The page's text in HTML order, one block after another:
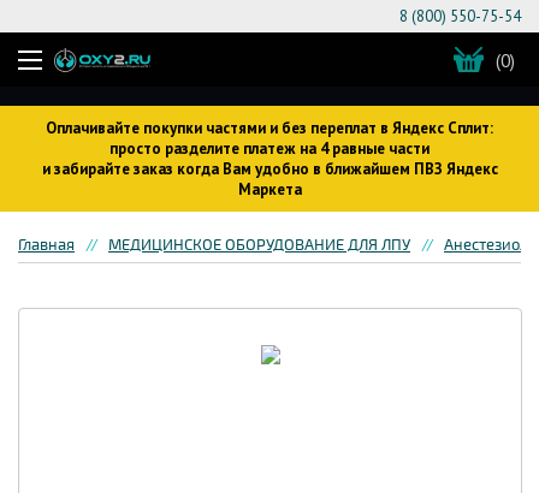
Оплачивайте покупки частями и без переплат в Яндекс Сплит:
просто разделите платеж на 4 равные части
и забирайте заказ когда Вам удобно в ближайшем ПВЗ Яндекс
Маркета
8 (800) 550-75-54
(0)
Главная МЕДИЦИНСКОЕ ОБОРУДОВАНИЕ ДЛЯ ЛПУ